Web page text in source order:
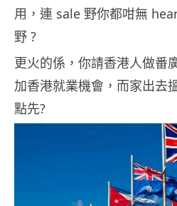
用，連 sale 野你都咁無
野 ?
更火的係，你請香港人做番
加香港就業機會，而家出去
點先?